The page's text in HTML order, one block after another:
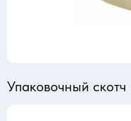
Упаковочный скотч